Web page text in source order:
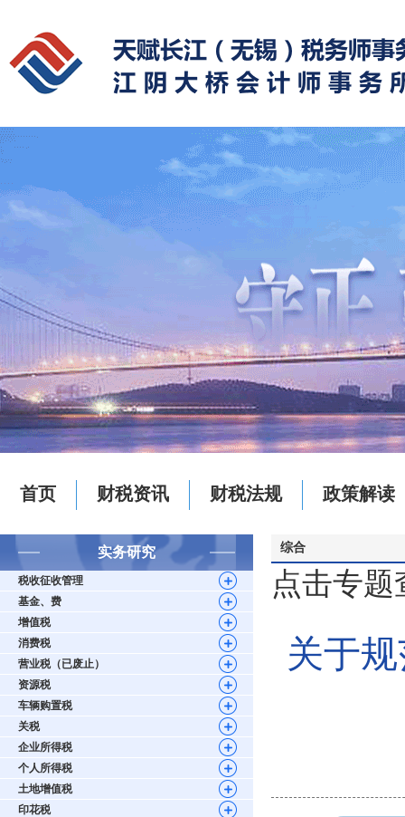
首页 财税资讯 财税法规 政策解读
实务研究
税收征收管理
基金、费
增值税
消费税
营业税（已废止）
资源税
车辆购置税
关税
企业所得税
个人所得税
土地增值税
印花税
综合
点击专
关于